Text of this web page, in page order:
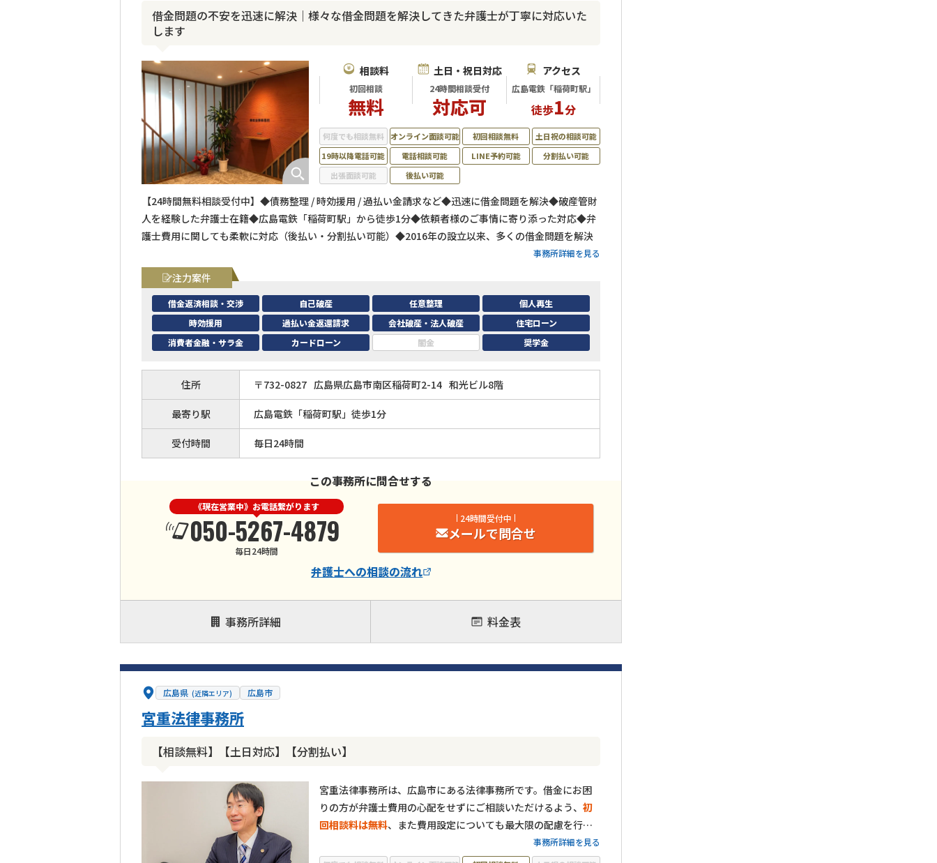
借金問題の不安を迅速に解決｜様々な借金問題を解決してきた弁護士が丁寧に対応いた
します
相談料
初回相談
無料
土日・祝日対応
24時間相談受付
対応可
アクセス
広島電鉄「稲荷町駅」
徒歩1分
【24時間無料相談受付中】◆債務整理 / 時効援用 / 過払い金請求など◆迅速に借金問題を解決◆破産管財
人を経験した弁護士在籍◆広島電鉄「稲荷町駅」から徒歩1分◆依頼者様のご事情に寄り添った対応◆弁
護士費用に関しても柔軟に対応（後払い・分割払い可能）◆2016年の設立以来、多くの借金問題を解決
事務所詳細を見る
何度でも相談無料 オンライン面談可能 初回相談無料
土日祝の相談可能
19時以降電話可能
電話相談可能 LINE予約可能
分割払い可能
出張面談可能
後払い可能
注力案件
借金返済相談・交渉 自己破産 任意整理
個人再生
時効援用
過払い金返還請求 会社破産・法人破産
住宅ローン
消費者金融・サラ金
カードローン 闇金 奨学金
住所 〒732-0827 広島県広島市南区稲荷町2-14 和光ビル8階
最寄り駅 広島電鉄「稲荷町駅」徒歩1分
受付時間 毎日24時間
この事務所に問合せする
《現在営業中》お電話繋がります
050-5267-4879
毎日24時間
24時間受付中
メールで問合せ
弁護士への相談の流れ
事務所詳細 料金表
広島県 (近隣エリア) 広島市
【相談無料】【土日対応】【分割払い】
宮重法律事務所
宮重法律事務所は、広島市にある法律事務所です。借金にお困
りの方が弁護士費用の心配をせずにご相談いただけるよう、 初
回相談料は無料、また費用設定についても最大限の配慮を行な
これまで承ってきた借金問題のご相談は3000件以
上。経験の中で培ってきた知識を活かし、一人一人のご状況に
事務所詳細を見る